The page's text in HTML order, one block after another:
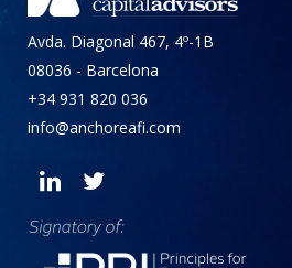
Avda. Diagonal 467, 4º-1B
08036 - Barcelona
+34 931 820 036
info@anchoreafi.com